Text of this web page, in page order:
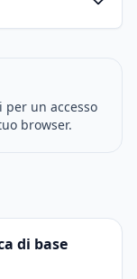
un accesso
browser.
di base